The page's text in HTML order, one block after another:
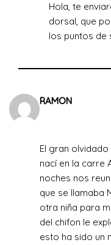
Hola, te
dorsal, que
los puntos de
RAMON
El gran olvidado
nací en la carre
noches nos
que se llamaba
otra niña para
del chifon le
esto ha sido un